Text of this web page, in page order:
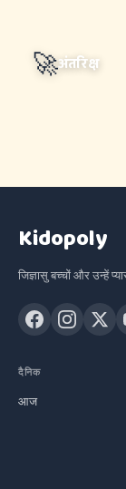
🚀अंतरिक्ष
Kidopoly
जिज्ञासु बच्चों और उन्हें
दैनिक
आज